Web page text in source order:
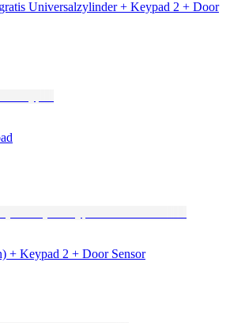
Universalzylinder + Keypad 2 + Door
+ Keypad 2 + Door Sensor